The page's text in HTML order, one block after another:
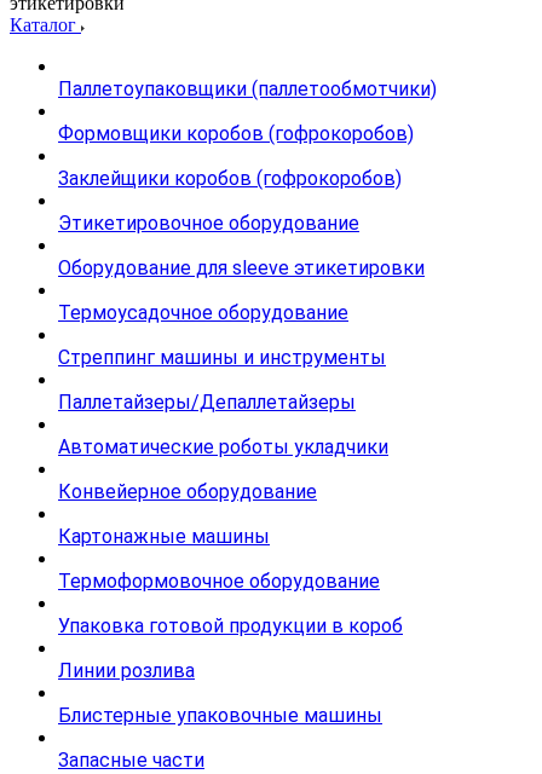
Каталог
Паллетоупаковщики (паллетообмотчики)
Формовщики коробов (гофрокоробов)
Заклейщики коробов (гофрокоробов)
Этикетировочное оборудование
Оборудование для sleeve этикетировки
Термоусадочное оборудование
Стреппинг машины и инструменты
Паллетайзеры/Депаллетайзеры
Автоматические роботы укладчики
Конвейерное оборудование
Картонажные машины
Термоформовочное оборудование
Упаковка готовой продукции в короб
Линии розлива
Блистерные упаковочные машины
Запасные части